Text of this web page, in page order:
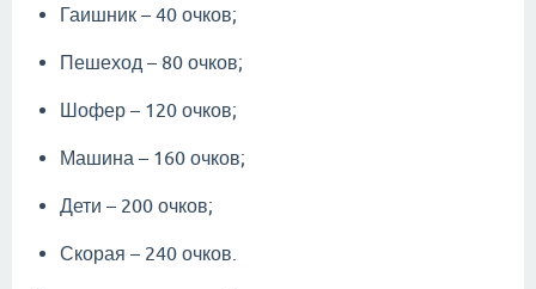
Гаишник – 40 очков;
Пешеход – 80 очков;
Шофер – 120 очков;
Машина – 160 очков;
Дети – 200 очков;
Скорая – 240 очков.